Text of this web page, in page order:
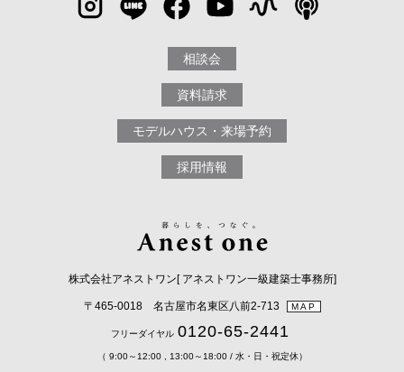
相談会
資料請求
モデルハウス・来場予約
採用情報
株式会社アネストワン[ アネストワン一級建築士事務所]
〒465-0018 名古屋市名東区八前2-713 MAP
フリーダイヤル 0120-65-2441
（ 9:00～12:00 , 13:00～18:00 / 水・日・祝定休）